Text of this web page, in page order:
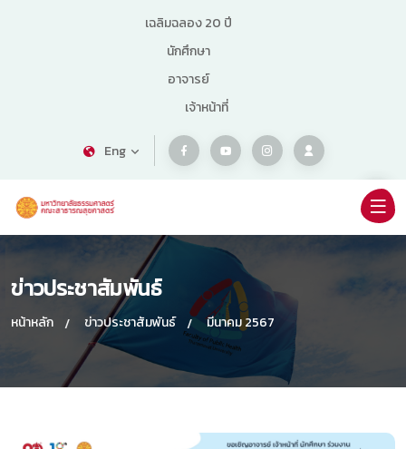
เฉลิมฉลอง 20 ปี
นักศึกษา
อาจารย์
เจ้าหน้าที่
Eng
ข่าวประชาสัมพันธ์
หน้าหลัก ข่าวประชาสัมพันธ์ มีนาคม 2567